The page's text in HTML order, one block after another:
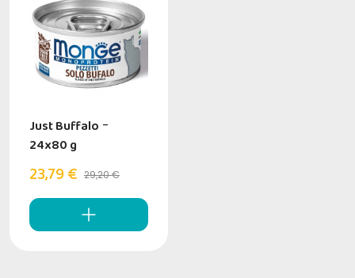
Just Buffalo -
24x80 g
23,79 € 29,20 €